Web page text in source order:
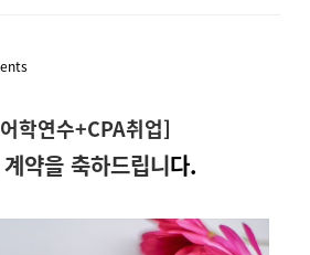
학연수+CPA취업]
약을 축하드립니다.